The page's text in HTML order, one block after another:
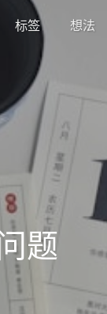
标签 想法
题